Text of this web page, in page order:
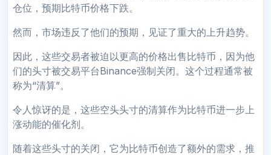
仓位，预期比特币价格下跌。
然而，市场违反了他们的预期，见证了重大的上升趋势。
因此，这些交易者被迫以更高的价格出售比特币，因为他
们的头寸被交易平台Binance强制关闭。这个过程通常被
称为“清算”。
令人惊讶的是，这些空头头寸的清算作为比特币进一步上
涨动能的催化剂。
随着这些头寸的关闭，它为比特币创造了额外的需求，推